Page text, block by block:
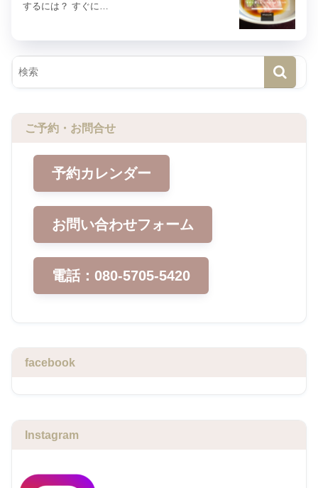
するには？ すぐに…
ご予約・お問合せ
予約カレンダー
お問い合わせフォーム
電話：080-5705-5420
facebook
Instagram